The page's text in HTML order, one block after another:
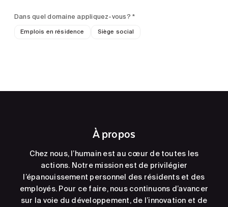
Dans quel domaine appliquez-vous? *
Emplois en résidence Siège social
À propos
Chez nous, l’humain est au cœur de toutes les
actions. Notre mission est de privilégier
l’épanouissement personnel des résidents et des
employés. Pour ce faire, nous continuons d’avancer
sur la voie du développement, de l’innovation et de